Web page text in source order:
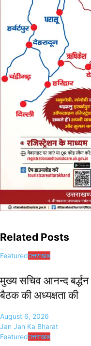
Related Posts
Featuredउत्तराखंड
मुख्य सचिव आनन्द बर्द्धन
बैठक की अध्यक्षता की
August 6, 2026
Jan Jan Ka Bharat
Featuredउत्तराखंड